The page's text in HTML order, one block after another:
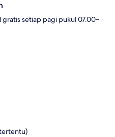
gratis setiap pagi pukul 07.00–